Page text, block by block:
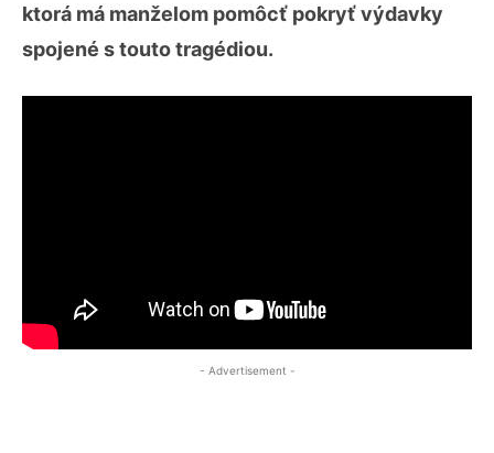
ktorá má manželom pomôcť pokryť výdavky
spojené s touto tragédiou.
- Advertisement -